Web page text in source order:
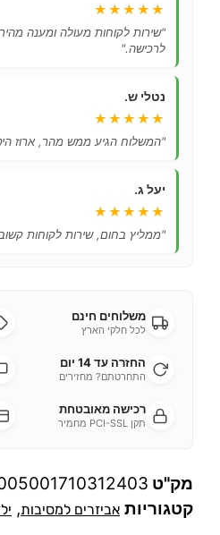
★★★★★
"שירות לקוחות מעולה ומענה
לרכישה."
נטלי ש.
★★★★★
"המשלוח הגיע ממש מהר, ארוז
יעל ג.
★★★★★
"ממליץ בחום, שירות לקוחות
משלוחים חינם
לכל חלקי הארץ
החזרה עד 14 יום
התחרטתם? מחזירים
רכישה מאובטחת
תקן PCI-SSL מחמיר
מק"ט
קטגוריות אביזרים למסיבות,